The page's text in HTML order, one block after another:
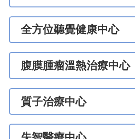
全方位聽覺健康中心
腹膜腫瘤溫熱治療中心
質子治療中心